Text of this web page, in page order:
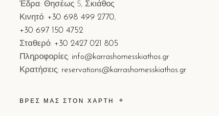
Έδρα: Θησέως 5, Σκιάθος
Κινητό: +30 698 499 2770,
+30 697 150 4752
Σταθερό: +30 2427 021 805
Πληροφορίες: info@karrashomesskiathos.gr
Κρατήσεις: reservations@karrashomesskiathos.gr
ΒΡΕΣ ΜΑΣ ΣΤΟΝ ΧΑΡΤΗ